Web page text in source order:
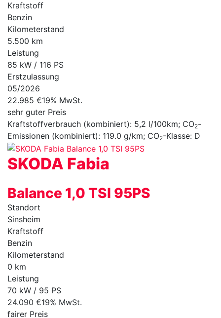
Kraftstoff
Benzin
Kilometerstand
5.500 km
Leistung
85 kW / 116 PS
Erstzulassung
05/2026
22.985 €19% MwSt.
sehr guter Preis
Kraftstoffverbrauch (kombiniert): 5,2 l/100km; CO2-
Emissionen (kombiniert): 119.0 g/km; CO2-Klasse: D
SKODA Fabia
Balance 1,0 TSI 95PS
Standort
Sinsheim
Kraftstoff
Benzin
Kilometerstand
0 km
Leistung
70 kW / 95 PS
24.090 €19% MwSt.
fairer Preis